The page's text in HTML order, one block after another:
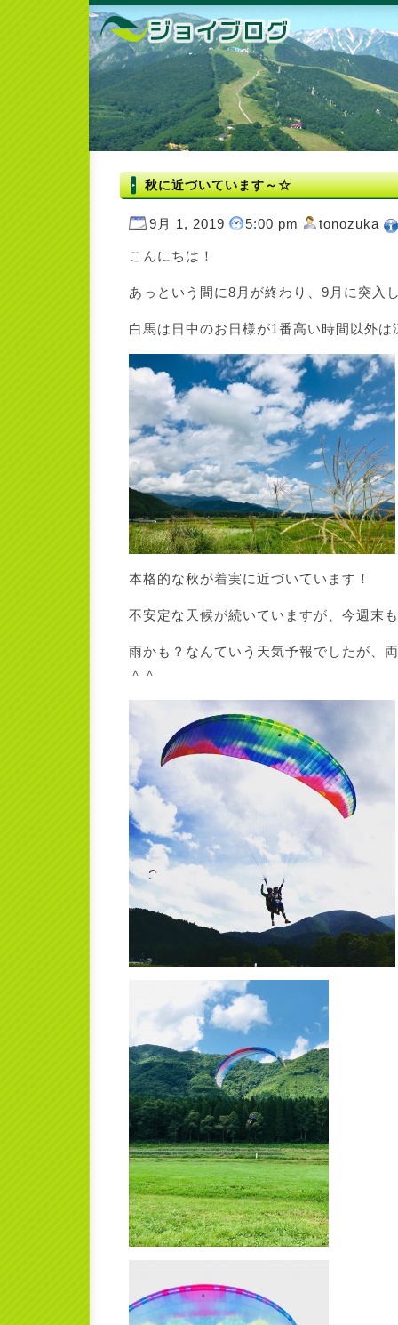
秋に近づいています～☆
9月 1, 2019 5:00 pm tonozuka
こんにちは！
あっという間に8月が終わり、9月に突入
白馬は日中のお日様が1番高い時間以外
本格的な秋が着実に近づいています！
不安定な天候が続いていますが、今週末
雨かも？なんていう天気予報でしたが、
＾＾